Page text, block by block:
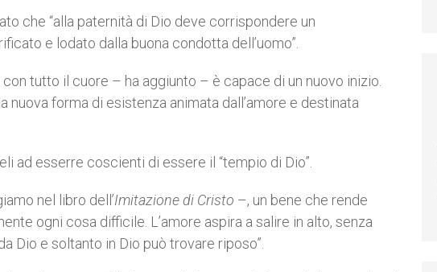
che “alla paternità di Dio deve corrispondere un
e lodato dalla buona condotta dell’uomo”.
tutto il cuore – ha aggiunto – è capace di un nuovo inizio.
nuova forma di esistenza animata dall’amore e destinata
ad esserre coscienti di essere il “tempio di Dio”.
nel libro dell’Imitazione di Cristo –, un bene che rende
ogni cosa difficile. L’amore aspira a salire in alto, senza
Dio e soltanto in Dio può trovare riposo”.